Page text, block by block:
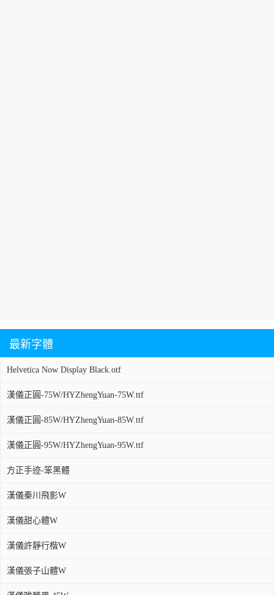
最新字體
Helvetica Now Display Black.otf
漢儀正圓-75W/HYZhengYuan-75W.ttf
漢儀正圓-85W/HYZhengYuan-85W.ttf
漢儀正圓-95W/HYZhengYuan-95W.ttf
方正手迹-笨黑體
漢儀秦川飛影W
漢儀甜心體W
漢儀許靜行楷W
漢儀張子山體W